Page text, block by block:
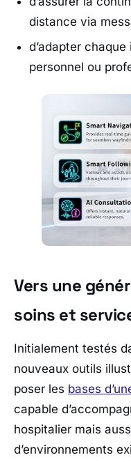
distance via
d’adapter
personnel ou
Vers une
soins et
Initialement testés
nouveaux outils
poser les bases
capable
hospitalier mais
d’environnements